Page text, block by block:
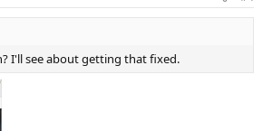
I'll see about getting that fixed.